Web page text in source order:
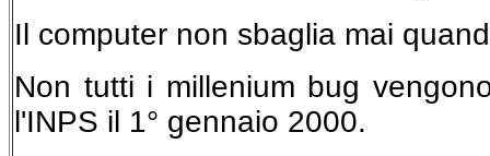
Il computer non sbaglia mai
Non tutti i millenium bug
l'INPS il 1° gennaio 2000.